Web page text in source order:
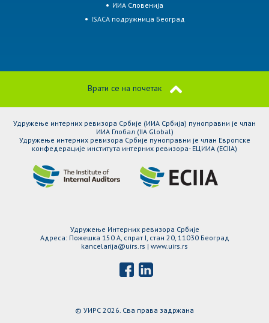
ИИА Словенија
ISACA подружница Београд
Врати се на почетак
Удружење интерних ревизора Србије (ИИА Србија) пуноправни је члан
ИИА Глобал (IIA Global)
Удружење интерних ревизора Србије пуноправни је члан Европске
конфедерације института интерних ревизора- ЕЦИИА (ЕCIIA)
Удружење Интерних ревизора Србије
Адреса: Пожешка 150 A, спрат I, стан 20, 11030 Београд
kancelarija@uirs.rs | www.uirs.rs
© УИРС 2026. Сва права задржана